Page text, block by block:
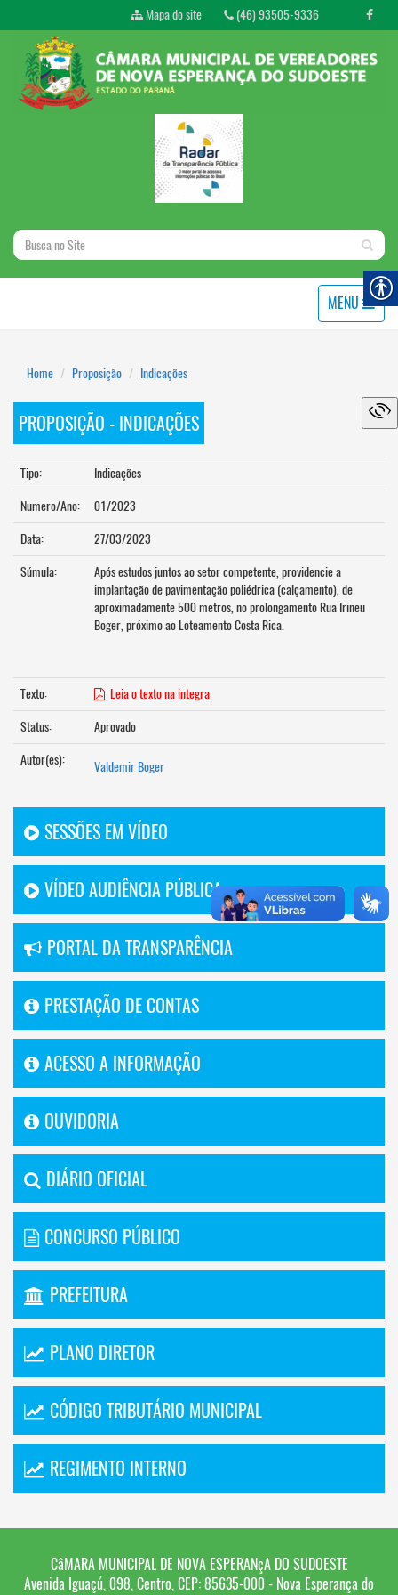
Mapa do site (46) 93505-9336
MENU
Home Proposição Indicações
PROPOSIÇÃO - INDICAÇÕES
Tipo:
Indicações
Numero/Ano:
01/2023
Data:
27/03/2023
Súmula:
Após estudos juntos ao setor competente, providencie a
implantação de pavimentação poliédrica (calçamento), de
aproximadamente 500 metros, no prolongamento Rua Irineu
Boger, próximo ao Loteamento Costa Rica.
Texto:
Leia o texto na integra
Status:
Aprovado
Autor(es):
Valdemir Boger
SESSÕES EM VÍDEO
VÍDEO AUDIÊNCIA PÚBLICA
PORTAL DA TRANSPARÊNCIA
PRESTAÇÃO DE CONTAS
ACESSO A INFORMAÇÃO
OUVIDORIA
DIÁRIO OFICIAL
CONCURSO PÚBLICO
PREFEITURA
PLANO DIRETOR
CÓDIGO TRIBUTÁRIO MUNICIPAL
REGIMENTO INTERNO
CâMARA MUNICIPAL DE NOVA ESPERANçA DO SUDOESTE
Avenida Iguaçú, 098, Centro, CEP: 85635-000 - Nova Esperança do